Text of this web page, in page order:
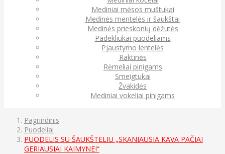
Mediniai mėsos muštukai
Medinės mentelės ir šaukštai
Medinės prieskonių dėžutės
Padėkliukai puodeliams
Pjaustymo lentelės
Raktinės
Rėmeliai pinigams
Smeigtukai
Žvakidės
Mediniai vokeliai pinigams
Pagrindinis
Puodeliai
PUODELIS SU ŠAUKŠTELIU „SKANIAUSIA KAVA PAČIAI
GERIAUSIAI KAIMYNEI“